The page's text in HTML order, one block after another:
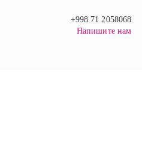
+998 71 2058068
Напишите нам